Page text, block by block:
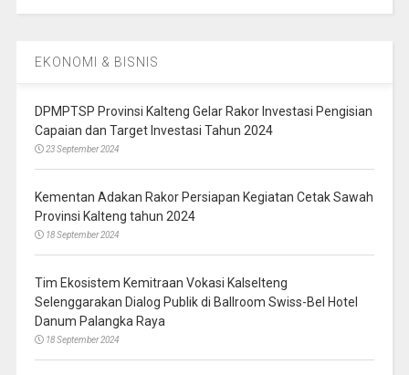
EKONOMI & BISNIS
DPMPTSP Provinsi Kalteng Gelar Rakor Investasi Pengisian
Capaian dan Target Investasi Tahun 2024
23 September 2024
Kementan Adakan Rakor Persiapan Kegiatan Cetak Sawah
Provinsi Kalteng tahun 2024
18 September 2024
Tim Ekosistem Kemitraan Vokasi Kalselteng
Selenggarakan Dialog Publik di Ballroom Swiss-Bel Hotel
Danum Palangka Raya
18 September 2024